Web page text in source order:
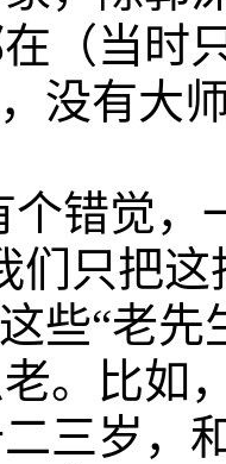
（当时
没有大
个错觉，
们只把
些“老
。比如
三岁，